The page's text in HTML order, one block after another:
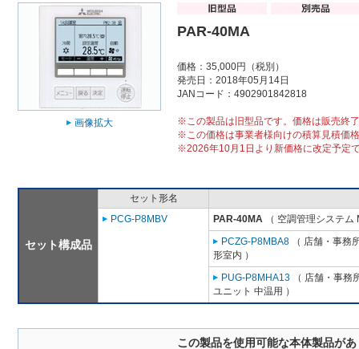
画像拡大
PAR-40MA
価格：35,000円（税別）
発売日：2018年05月14日
JANコード：4902901842818
※この製品は旧型品です。価格は販売終
※この価格は事業者様向けの積算見積価
※2026年10月1日より新価格に改定予定
セット構成品
セット形名
PCG-P8MBV
PAR-40MA （ 空調管理システム
PCZG-P8MBA8 （ 店舗・事務
形室内 ）
PUG-P8MHA13 （ 店舗・事務
ユニット 中温用 ）
この製品を使用可能な本体製品が